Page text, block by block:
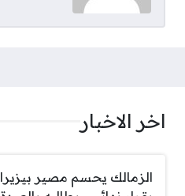
اخر الاخبار
الزمالك يحسم مصير بيزيرا